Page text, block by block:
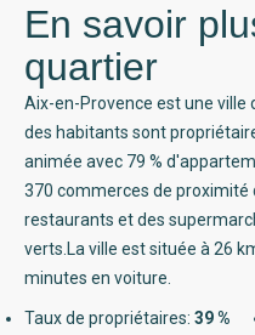
En savoir
quartier
Aix-en-Provence est une ville
des habitants sont
animée avec 79 %
370 commerces de proximité
restaurants et des
verts.La ville est située à 26
minutes en voiture.
Taux de propriétaires: 39 %